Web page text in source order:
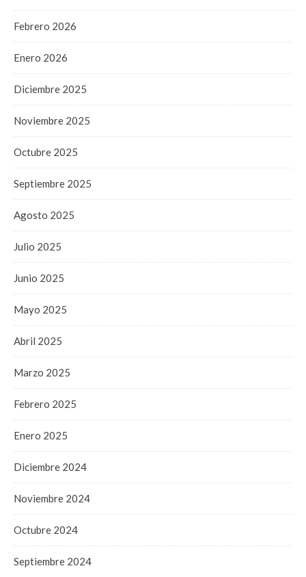
Febrero 2026
Enero 2026
Diciembre 2025
Noviembre 2025
Octubre 2025
Septiembre 2025
Agosto 2025
Julio 2025
Junio 2025
Mayo 2025
Abril 2025
Marzo 2025
Febrero 2025
Enero 2025
Diciembre 2024
Noviembre 2024
Octubre 2024
Septiembre 2024